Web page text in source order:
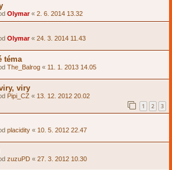
Olymar« 2. 6. 2014 13.32
Olymar« 24. 3. 2014 11.43
téma
The_Balrog « 11. 1. 2013 14.05
viry
Pipi_CZ « 13. 12. 2012 20.02
1 2 3
placidity « 10. 5. 2012 22.47
zuzuPD « 27. 3. 2012 10.30